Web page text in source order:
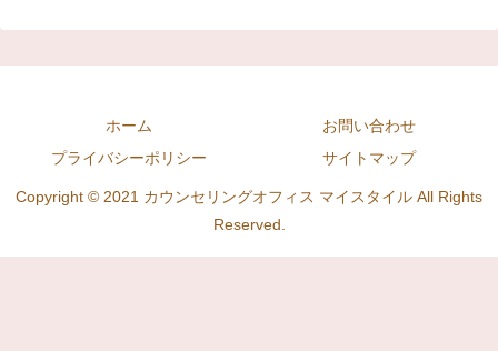
ホーム
お問い合わせ
プライバシーポリシー
サイトマップ
Copyright © 2021 カウンセリングオフィス マイスタイル All Rights
Reserved.